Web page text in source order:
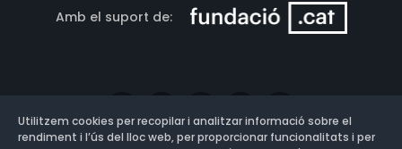
Amb el suport de:
Utilitzem cookies per recopilar i analitzar informació sobre el
rendiment i l’ús del lloc web, per proporcionar funcionalitats i per